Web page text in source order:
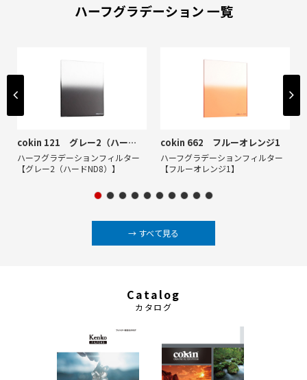
ハーフグラデーション 一覧
cokin 121 グレー2（ハードND8）
ハーフグラデーションフィルター
【グレー2（ハードND8）】
cokin 662 フルーオレンジ1
ハーフグラデーションフィルター
【フルーオレンジ1】
→ すべて見る
Catalog
カタログ